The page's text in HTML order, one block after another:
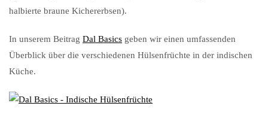
halbierte braune Kichererbsen).
In unserem Beitrag Dal Basics geben wir einen umfassenden
Überblick über die verschiedenen Hülsenfrüchte in der indischen
Küche.